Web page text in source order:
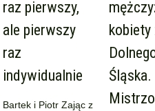
raz pierwszy,
ale pierwszy
raz
indywidualnie
Bartek i Piotr Zając z
kobiety
Śląska.